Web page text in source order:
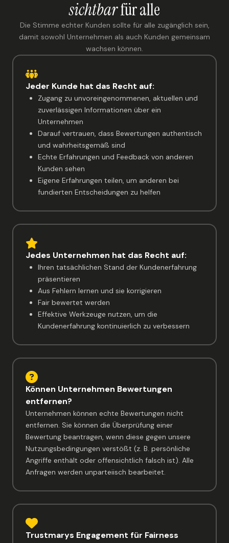
sichtbarfür alle
Die Stimme echter Kunden sollte für alle zugänglich sein,
damit sowohl Unternehmen als auch Kunden gemeinsam
wachsen können.
Jeder Kunde hat das Recht auf:
Zugang zu unvoreingenommenen, aktuellen und
zuverlässigen Informationen über ein
Unternehmen
Darauf vertrauen, dass Bewertungen authentisch
und wahrheitsgemäß sind
Echte Erfahrungen und Feedback von anderen
Kunden sehen
Eigene Erfahrungen teilen, um anderen bei
fundierten Entscheidungen zu helfen
Jedes Unternehmen hat das Recht auf:
Ihren tatsächlichen Stand der Kundenerfahrung
präsentieren
Aus Fehlern lernen und sie korrigieren
Fair bewertet werden
Effektive Werkzeuge nutzen, um die
Kundenerfahrung kontinuierlich zu verbessern
Können Unternehmen Bewertungen
entfernen?
Unternehmen können echte Bewertungen nicht
entfernen. Sie können die Überprüfung einer
Bewertung beantragen, wenn diese gegen unsere
Nutzungsbedingungen verstößt (z. B. persönliche
Angriffe enthält oder offensichtlich falsch ist). Alle
Anfragen werden unparteiisch bearbeitet.
Trustmarys Engagement für Fairness